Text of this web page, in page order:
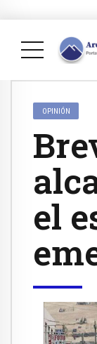
OPINIÓN
el